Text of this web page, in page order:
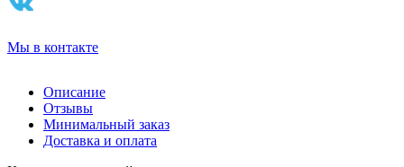
Мы в контакте
Описание
Отзывы
Минимальный заказ
Доставка и оплата